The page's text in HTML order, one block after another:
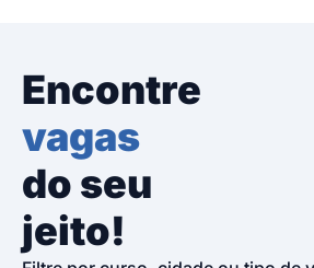
Encontre
vagas
do seu
jeito!